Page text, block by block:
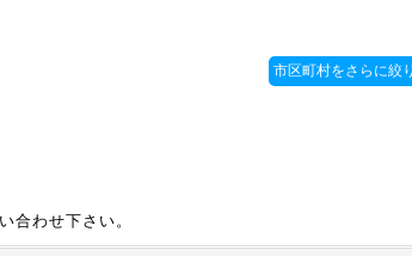
合わせ下さい。